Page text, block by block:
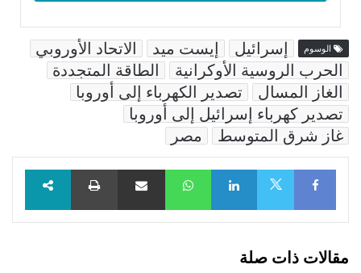
الوسوم إسرائيل إيست ميد
الاتحاد الأوروبي
الحرب الروسية الأوكرانية
الطاقة المتجددة
الغاز المسال
تصدير الكهرباء إلى أوروبا
تصدير كهرباء إسرائيل إلى أوروبا
غاز شرق المتوسط
مصر
Facebook
LinkedIn
WhatsAppمشاركة عبر البريد طباعة
مقالات ذات صلة